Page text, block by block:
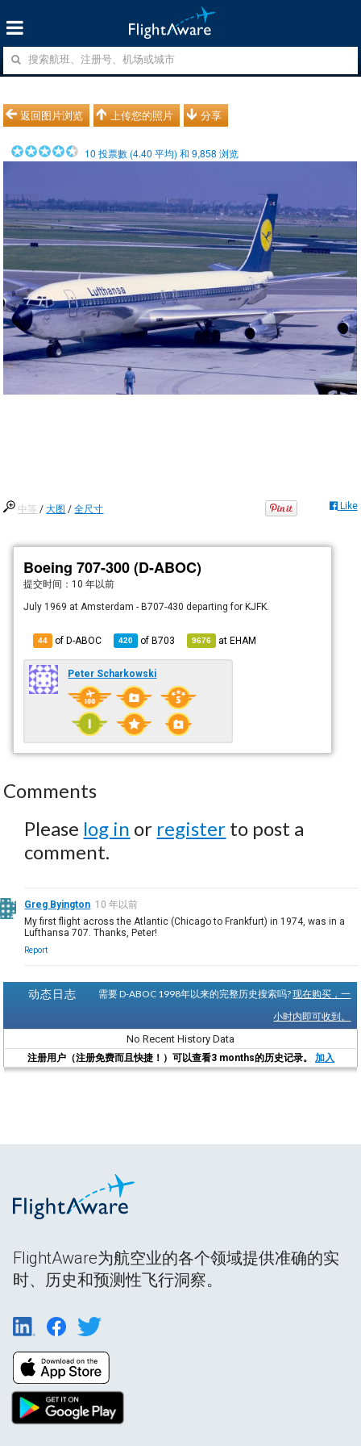
返回图片浏览 上传您的照片 分享
10 投票數 (4.40 平均) 和9,858 浏览
中等 /大图 /全尺寸 Like
Boeing 707-300 (D-ABOC)
提交时间： 10 年以前
July 1969 at Amsterdam - B707-430 departing for KJFK.
44 of D-ABOC 420 ofB703 9676 atEHAM
Peter Scharkowski
Comments
Please log in or register to post a
comment.
Greg Byington 10 年以前
My first flight across the Atlantic (Chicago to Frankfurt) in 1974, was in a
Lufthansa 707. Thanks, Peter!
Report
动态日志 需要 D-ABOC 1998年以来的完整历史搜索吗?现在购买，一
小时内即可收到。
No Recent History Data
注册用户（注册免费而且快捷！）可以查看3 months的历史记录。 加入
FlightAware为航空业的各个领域提供准确的实
时、历史和预测性飞行洞察。